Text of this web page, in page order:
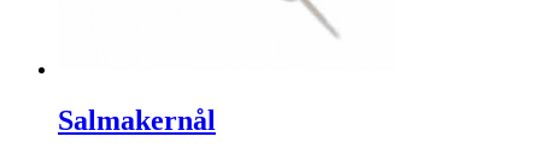
Salmakernål